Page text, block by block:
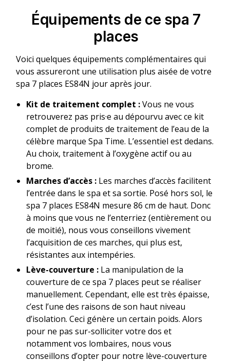
Équipements de ce spa 7
places
Voici quelques équipements complémentaires qui
vous assureront une utilisation plus aisée de votre
spa 7 places ES84N jour après jour.
Kit de traitement complet :Vous ne vous
retrouverez pas pris·e au dépourvu avec ce kit
complet de produits de traitement de l’eau de la
célèbre marque Spa Time. L’essentiel est dedans.
Au choix, traitement à l’oxygène actif ou au
brome.
Marches d’accès :Les marches d’accès facilitent
l’entrée dans le spa et sa sortie. Posé hors sol, le
spa 7 places ES84N mesure 86 cm de haut. Donc
à moins que vous ne l’enterriez (entièrement ou
de moitié), nous vous conseillons vivement
l’acquisition de ces marches, qui plus est,
résistantes aux intempéries.
Lève-couverture :La manipulation de la
couverture de ce spa 7 places peut se réaliser
manuellement. Cependant, elle est très épaisse,
c’est l’une des raisons de son haut niveau
d’isolation. Ceci génère un certain poids. Alors
pour ne pas sur-solliciter votre dos et
notamment vos lombaires, nous vous
conseillons d’opter pour notre lève-couverture